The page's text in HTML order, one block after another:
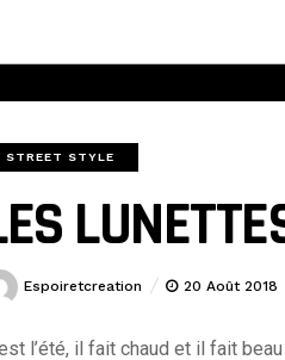
STREET STYLE
Espoiretcreation 20 Août 2018
l’été, il fait chaud et il fait